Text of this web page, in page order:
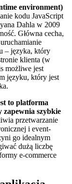
environment)
kodu JavaScript
Dahla w 2009
Główna cecha,
– języka, który
klienta (w
możliwe jest
języku, który jest
to platforma
szybkie
przetwarzanie
i event-
go idealnym
dużą liczbę
e-commerce